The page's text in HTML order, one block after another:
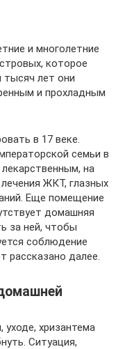
и многолетние
которое
тысяч лет они
и прохладным
в 17 веке.
семьи в
на
ЖКТ, глазных
Еще помещение
домашняя
за ней, чтобы
соблюдение
рассказано далее.
хризантема
Ситуация,